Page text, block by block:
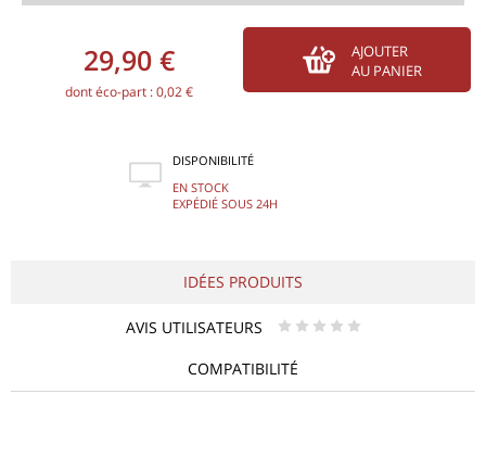
29,90 €
dont éco-part : 0,02 €
AJOUTER
AU PANIER
DISPONIBILITÉ
EN STOCK
EXPÉDIÉ SOUS 24H
IDÉES PRODUITS
AVIS UTILISATEURS * * * * *
COMPATIBILITÉ